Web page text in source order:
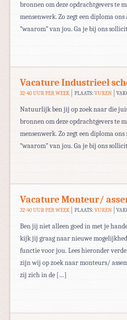
bronnen om deze opdrachtgevers te
mensenwerk. Zo zegt een diploma
“waarom” van jou. Ga je bij ons
Vacature Industrieel
32-40 UUR PER WEEK PLAATS: VUREN
Natuurlijk ben jij op zoek naar die
bronnen om deze opdrachtgevers te
mensenwerk. Zo zegt een diploma
“waarom” van jou. Ga je bij ons
Vacature Monteur/
32-40 UUR PER WEEK PLAATS: VUREN
Ben jij niet alleen goed in met je
kijk jij graag naar nieuwe
functie voor jou. Lees hieronder
zijn wij op zoek naar monteurs/
zij zich in de […]